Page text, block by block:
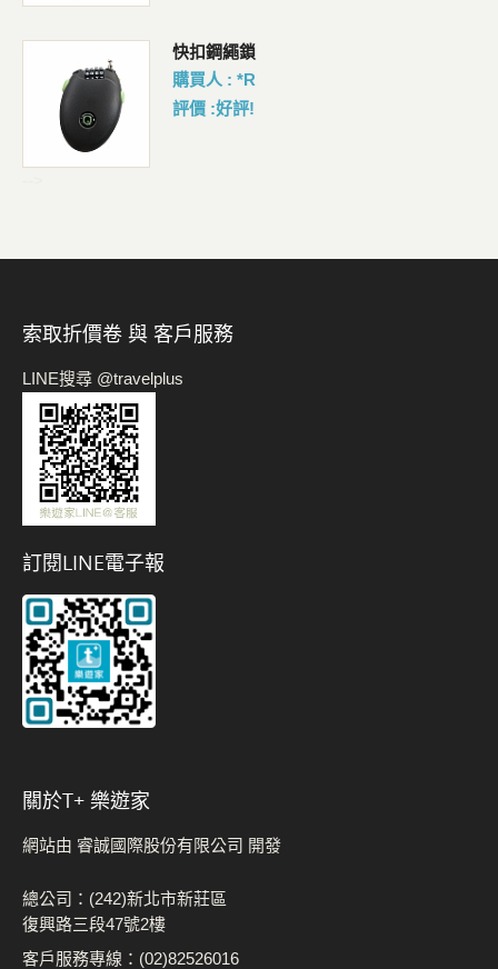
快扣鋼繩鎖
購買人 : *R
評價 :好評!
索取折價卷 與 客戶服務
LINE搜尋 @travelplus
訂閱LINE電子報
關於t+ 樂遊家
網站由 睿誠國際股份有限公司 開發
總公司：(242)新北市新莊區
復興路三段47號2樓
客戶服務專線：(02)82526016